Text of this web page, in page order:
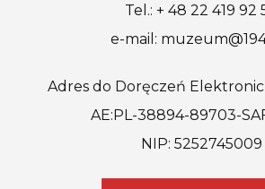
Tel.: + 48 22 419 92
e-mail:
Adres do Doręczeń
AE:PL-38894-89703-
NIP: 5252745009